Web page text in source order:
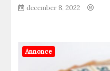
december 8, 2022
Annonce